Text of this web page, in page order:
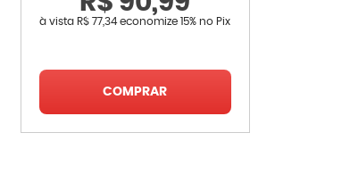
à vista R$ 77,34economize15% no Pix
COMPRAR